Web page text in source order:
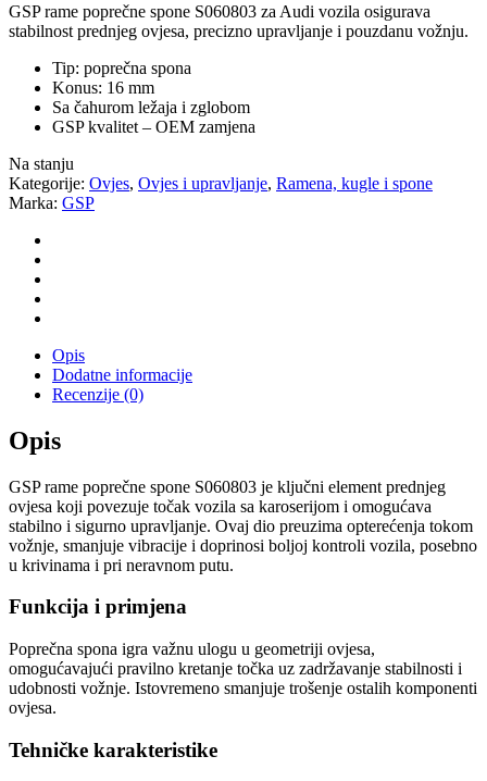
GSP rame poprečne spone S060803 za Audi vozila osigurava
stabilnost prednjeg ovjesa, precizno upravljanje i pouzdanu vožnju.
Tip: poprečna spona
Konus: 16 mm
Sa čahurom ležaja i zglobom
GSP kvalitet – OEM zamjena
Na stanju
Kategorije: Ovjes, Ovjes i upravljanje, Ramena, kugle i spone
Marka: GSP
Opis
Dodatne informacije
Recenzije (0)
Opis
GSP rame poprečne spone S060803 je ključni element prednjeg
ovjesa koji povezuje točak vozila sa karoserijom i omogućava
stabilno i sigurno upravljanje. Ovaj dio preuzima opterećenja tokom
vožnje, smanjuje vibracije i doprinosi boljoj kontroli vozila, posebno
u krivinama i pri neravnom putu.
Funkcija i primjena
Poprečna spona igra važnu ulogu u geometriji ovjesa,
omogućavajući pravilno kretanje točka uz zadržavanje stabilnosti i
udobnosti vožnje. Istovremeno smanjuje trošenje ostalih komponenti
ovjesa.
Tehničke karakteristike